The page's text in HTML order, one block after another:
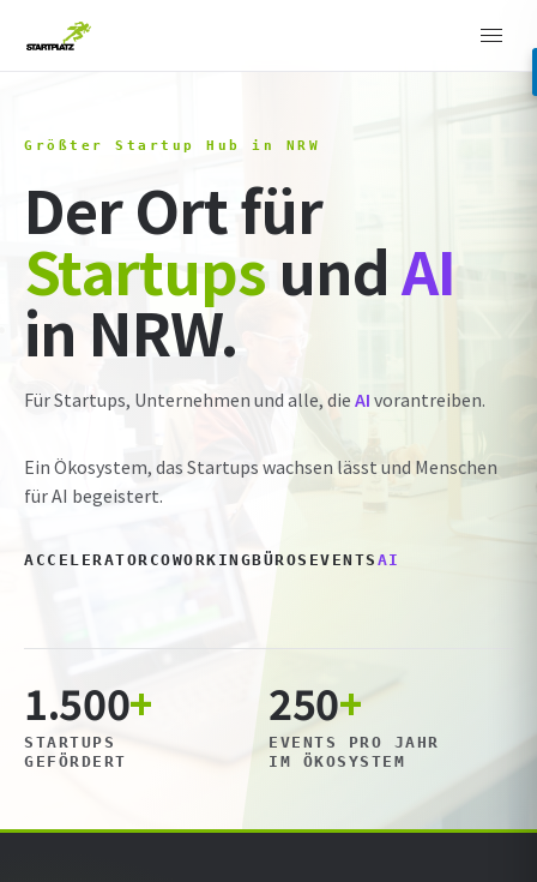
Größter Startup Hub in NRW
Der Ort für
Startups undAI
in NRW.
Für Startups, Unternehmen und alle, die AI vorantreiben.
Ein Ökosystem, das Startups wachsen lässt und Menschen
für AI begeistert.
ACCELERATOR COWORKINGBÜROS EVENTS AI
1.500+
STARTUPS
GEFÖRDERT
250+
EVENTS PRO JAHR
IM ÖKOSYSTEM